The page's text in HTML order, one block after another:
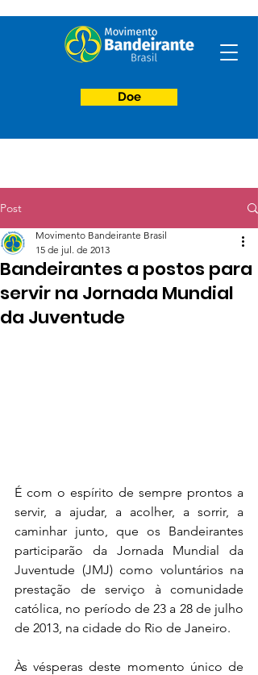
Doe
Post
Bandeirantes a postos para
servir na Jornada Mundial
da Juventude
Movimento Bandeirante Brasil
15 de jul. de 2013
É com o espírito de sempre prontos a
servir, a ajudar, a acolher, a sorrir, a
caminhar junto, que os Bandeirantes
participarão da Jornada Mundial da
Juventude (JMJ) como voluntários na
prestação de serviço à comunidade
católica, no período de 23 a 28 de julho
de 2013, na cidade do Rio de Janeiro.
Às vésperas deste momento único de